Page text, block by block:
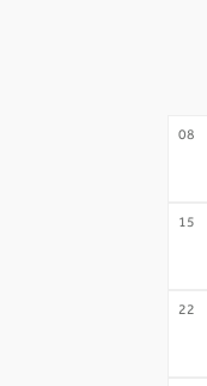
08
15
22